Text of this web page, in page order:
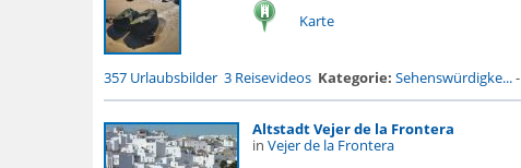
Karte
357 Urlaubsbilder 3 Reisevideos Kategorie: Sehenswürdigke...-
Altstadt Vejer de la Frontera
in Vejer de la Frontera